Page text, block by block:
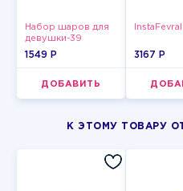
Набор шаров для
девушки-39
1549 P
ДОБАВИТЬ
3167 P
К ЭТОМУ ТОВАРУ